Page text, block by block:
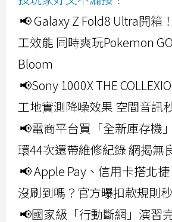
📢 Galaxy Z Fold8 Ultra開箱
工效能 同時爽玩Pokemon
Bloom
📢Sony 1000X THE
工地實測降噪效果 空間音訊
📢電商平台買「全新庫存機
環44次還帶維修紀錄 網揭無
📢 Apple Pay、信用卡搭北
沒刷到嗎？官方曝扣款規則
📢國家級「行動斷網」演習